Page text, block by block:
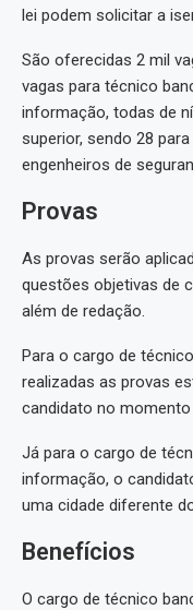
lei podem solicitar a
São oferecidas 2 mil
vagas para técnico
informação, todas de
superior, sendo 28
engenheiros de
Provas
As provas serão
questões objetivas de
além de redação.
Para o cargo de
realizadas as provas
candidato no
Já para o cargo de
informação, o
uma cidade diferente
Benefícios
O cargo de técnico